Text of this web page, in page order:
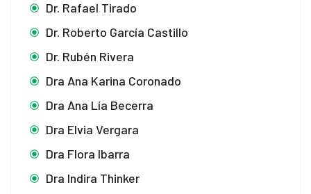
Dr. Rafael Tirado
Dr. Roberto García Castillo
Dr. Rubén Rivera
Dra Ana Karina Coronado
Dra Ana Lía Becerra
Dra Elvia Vergara
Dra Flora Ibarra
Dra Indira Thinker